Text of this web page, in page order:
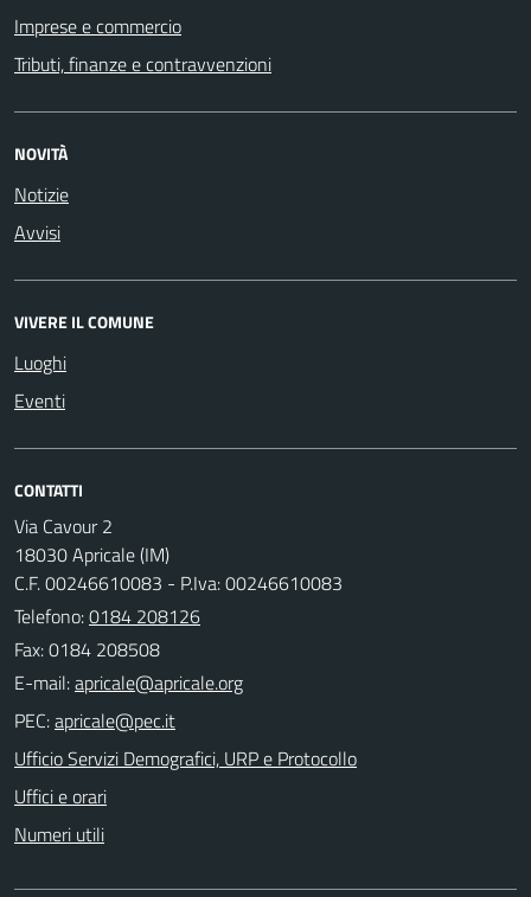
Imprese e commercio
Tributi, finanze e contravvenzioni
NOVITÀ
Notizie
Avvisi
VIVERE IL COMUNE
Luoghi
Eventi
CONTATTI
Via Cavour 2
18030 Apricale (IM)
C.F. 00246610083 - P.Iva: 00246610083
Telefono:0184 208126
Fax: 0184 208508
E-mail:
PEC:
Ufficio Servizi Demografici, URP e Protocollo
Uffici e orari
Numeri utili